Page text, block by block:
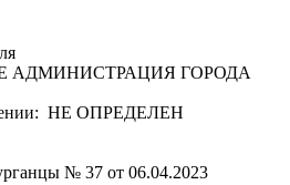
АДМИНИСТРАЦИЯ ГОРОДА
НЕ ОПРЕДЕЛЕН
№ 37 от 06.04.2023